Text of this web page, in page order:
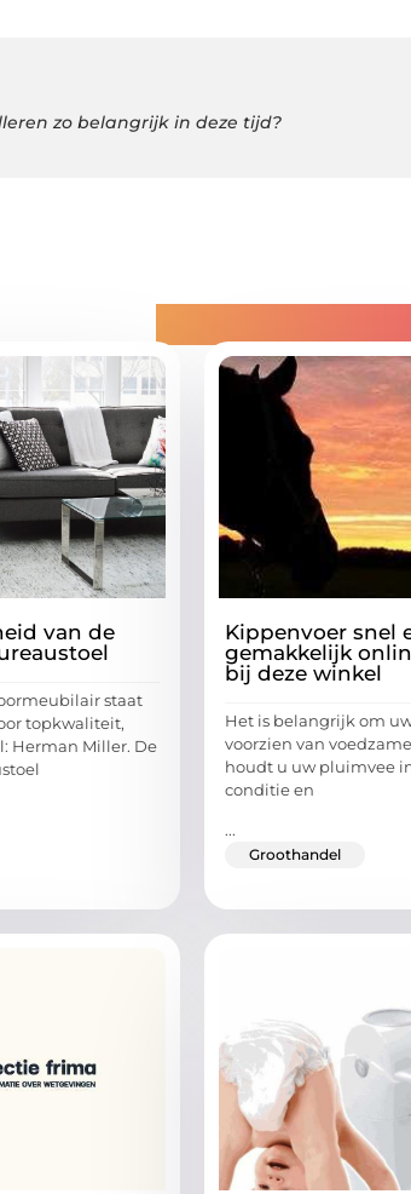
zo belangrijk in deze tijd?
van de
staat
topkwaliteit,
Herman Miller. De
Kippenvoer snel
gemakkelijk
bij deze winkel
Het is belangrijk om
voorzien van
houdt u uw pluimvee
conditie en
...
Groothandel